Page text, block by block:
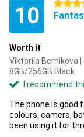
10 5 stars
Worth it
Viktoriia Bernikova |
8GB/256GB Black
I recommend
The phone is good
colours, camera,
been using it for